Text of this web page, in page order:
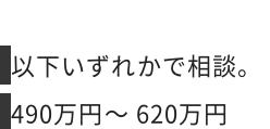
以下いずれかで相談
栖市姫方町1660番地
490万円～ 620万円